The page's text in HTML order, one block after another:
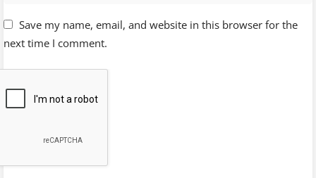
onde os clientes podem encontrar respostas para as
perguntas mais frequentes sobre a loja e seus
clientes podem encontrar informações sobre como a
Página de política de trocas e devoluções: É a página
Save my name, email, and website in this browser for the
next time I comment.